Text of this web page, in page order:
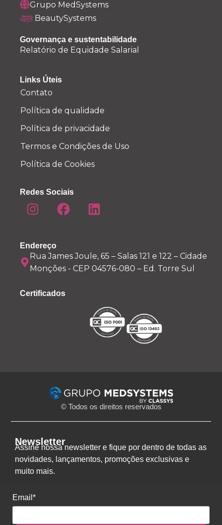
Grupo MedSystems
BeautySystems
Governança e sustentabilidade
Relatório de Equidade Salarial
Links Úteis
Contato
Política de qualidade
Política de privacidade
Termos e Condições de Uso
Política de Cookies
Redes Sociais
Endereço
Rua James Joule, 65 – Salas 121 e 122 – Cidade
Monções - CEP 04576-080 – Ed. Torre Sul
Certificados
© Todos os direitos reservados
Newsletter
Assine nossa newsletter e fique por dentro de todas as
novidades, lançamentos, promoções exclusivas e
muito mais.
Email*